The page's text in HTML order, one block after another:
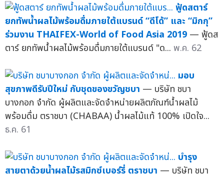
ฟู้ดสตาร์
ยกทัพน้ำผลไม้พร้อมดื่มภายใต้แบรนด์ “ดีโด้” และ “มิกกุ”
ร่วมงาน THAIFEX-World of Food Asia 2019 — ฟู้ดส
ตาร์ ยกทัพน้ำผลไม้พร้อมดื่มภายใต้แบรนด์ "ด... พ.ค. 62
มอบ
สุขภาพดีรับปีใหม่ กับชุดของขวัญชบา — บริษัท ชบา
บางกอก จำกัด ผู้ผลิตและจัดจำหน่ายผลิตภัณฑ์น้ำผลไม้
พร้อมดื่ม ตราชบา (CHABAA) น้ำผลไม้แท้ 100% เปิดใจ...
ธ.ค. 61
บำรุง
สายตาด้วยน้ำผลไม้รสมิกซ์เบอร์รี่ ตราชบา — บริษัท ชบา